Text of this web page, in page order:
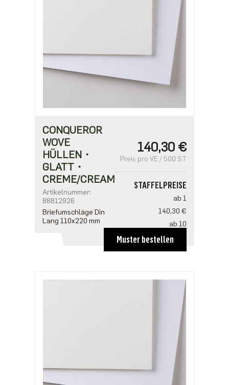
CONQUEROR
WOVE
HÜLLEN・
GLATT・
CREME/CREAM
Artikelnummer:
88812926
Briefumschläge Din
Lang 110x220 mm
140,30 €
Preis pro VE / 500 ST
STAFFELPREISE
ab 1
140,30 €
ab 10
134,20 €
ab 20
Muster bestellen